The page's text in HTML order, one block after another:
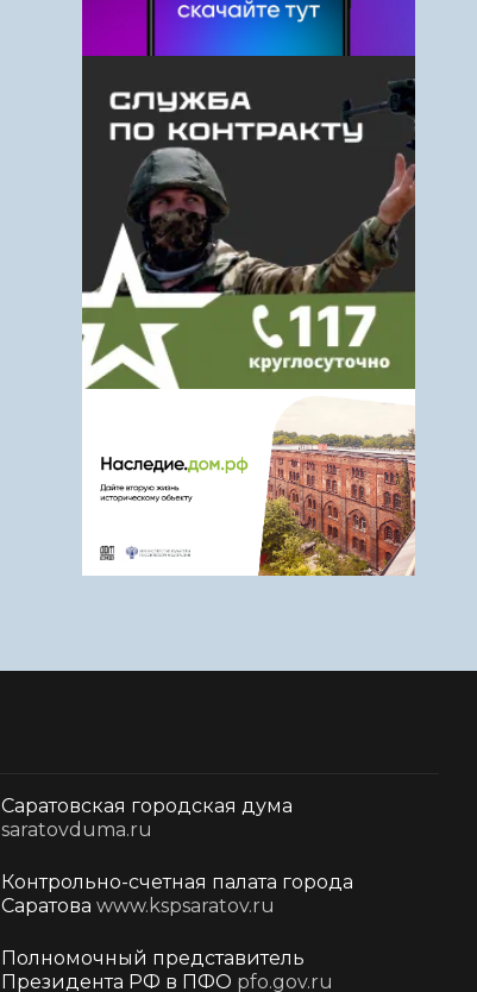
Саратовская городская дума
saratovduma.ru
Контрольно-счетная палата города
Саратова www.kspsaratov.ru
Полномочный представитель
Президента РФ в ПФО pfo.gov.ru